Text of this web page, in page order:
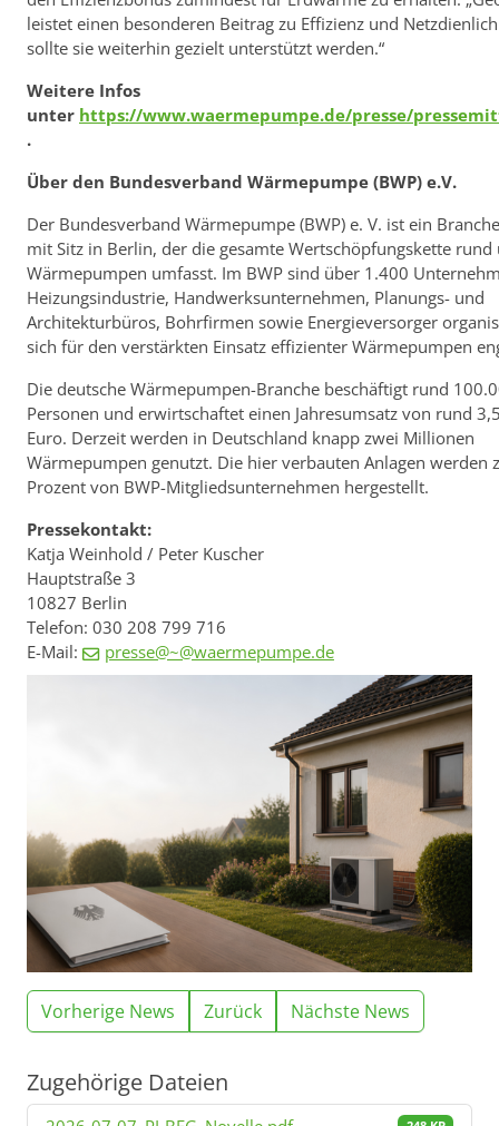
leistet einen besonderen Beitrag zu Effizienz und
sollte sie weiterhin gezielt unterstützt werden.“
Weitere Infos
unter https://www.waermepumpe.de/presse/
.
Über den Bundesverband Wärmepumpe (BWP) e.V.
Der Bundesverband Wärmepumpe (BWP) e. V. ist ein
mit Sitz in Berlin, der die gesamte Wertschöpfungskette rund
Wärmepumpen umfasst. Im BWP sind über 1.400
Heizungsindustrie, Handwerksunternehmen, Planungs- und
Architekturbüros, Bohrfirmen sowie Energieversorger
sich für den verstärkten Einsatz effizienter Wärmepumpen
Die deutsche Wärmepumpen-Branche beschäftigt rund
Personen und erwirtschaftet einen Jahresumsatz von rund
Euro. Derzeit werden in Deutschland knapp zwei Millionen
Wärmepumpen genutzt. Die hier verbauten Anlagen werden
Prozent von BWP-Mitgliedsunternehmen hergestellt.
Pressekontakt:
Katja Weinhold / Peter Kuscher
Hauptstraße 3
10827 Berlin
Telefon: 030 208 799 716
E-Mail:
presse@~@waermepumpe.de
Vorherige News Zurück Nächste News
Zugehörige Dateien